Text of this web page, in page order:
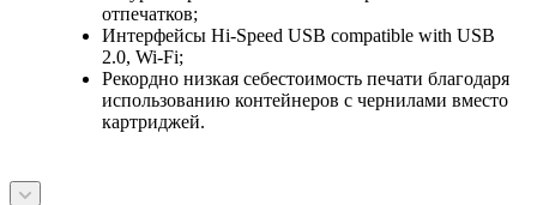
отпечатков;
Интерфейсы Hi-Speed USB compatible with USB
2.0, Wi-Fi;
Рекордно низкая себестоимость печати благодаря
использованию контейнеров с чернилами вместо
картриджей.